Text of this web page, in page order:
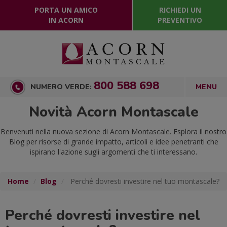
PORTA UN AMICO
IN ACORN
RICHIEDI UN
PREVENTIVO
NUMERO VERDE: 800 588 698
Novità Acorn Montascale
Benvenuti nella nuova sezione di Acorn Montascale. Esplora il nostro
Blog per risorse di grande impatto, articoli e idee penetranti che
ispirano l'azione sugli argomenti che ti interessano.
Home Blog Perché dovresti investire nel tuo montascale?
Perché dovresti investire nel